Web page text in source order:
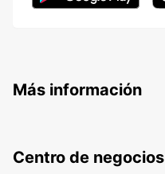
Más información
Centro de negocios